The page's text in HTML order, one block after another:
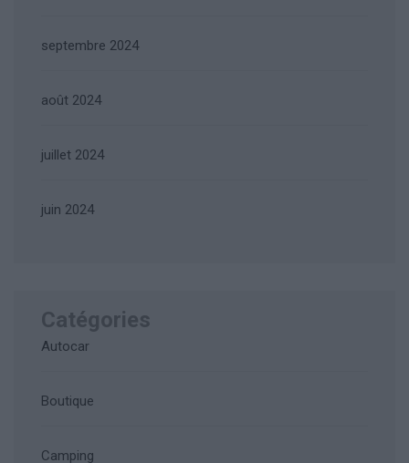
septembre 2024
août 2024
juillet 2024
juin 2024
Catégories
Autocar
Boutique
Camping